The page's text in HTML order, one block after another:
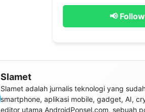
📢
Slamet
Slamet adalah jurnalis teknologi yang
smartphone, aplikasi mobile, gadget, AI,
editor utama AndroidPonsel.com, sebuah